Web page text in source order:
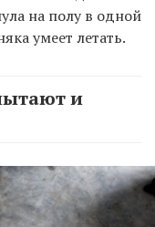
на полу в одной
умеет летать.
и